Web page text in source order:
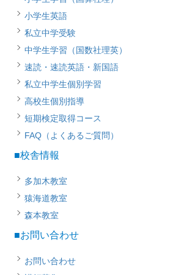
小学生英語
私立中学受験
中学生学習（国数社理英）
速読・速読英語・新国語
私立中学生個別学習
高校生個別指導
短期検定取得コース
FAQ（よくあるご質問）
■校舎情報
多加木教室
猿海道教室
森本教室
■お問い合わせ
お問い合わせ